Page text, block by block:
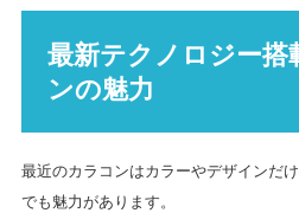
最新テクノロジー搭
ンの魅力
最近のカラコンはカラーやデザインだ
でも魅力があります。